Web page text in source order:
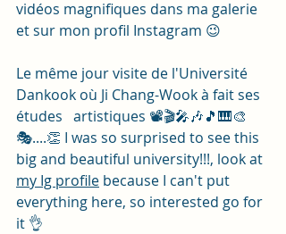
vidéos magnifiques dans ma galerie
et sur mon profil Instagram 😉
Le même jour visite de l'Université
Dankook où Ji Chang-Wook à fait ses
études   artistiques 📽🎬🎤🎶🎵🎹🎨
🎭....👏 I was so surprised to see this
big and beautiful university!!!, look at
my Ig profile because I can't put
everything here, so interested go for
it 👌